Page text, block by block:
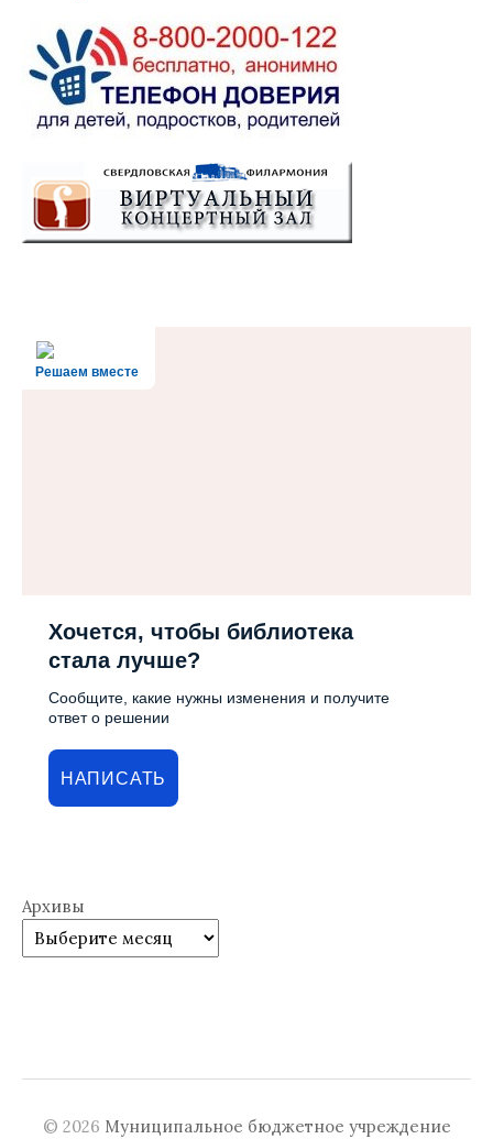
Решаем вместе
Хочется, чтобы библиотека
стала лучше?
Сообщите, какие нужны изменения и получите
ответ о решении
НАПИСАТЬ
Архивы
© 2026 Муниципальное бюджетное учреждение